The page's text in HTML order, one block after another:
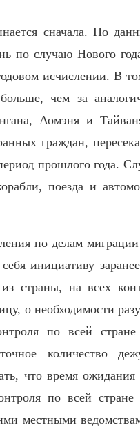
сначала. По
по случаю Нового
исчислении. В
чем за
Аомэня и
граждан,
прошлого года.
поезда и
по делам
инициативу
на всех
о необходимости
по всей стране
количество
что время
по всей стране
местными